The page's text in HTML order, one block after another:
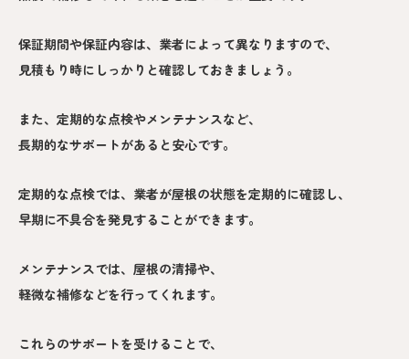
保証期間や保証内容は、業者によって異なりますので、
見積もり時にしっかりと確認しておきましょう。
また、定期的な点検やメンテナンスなど、
長期的なサポートがあると安心です。
定期的な点検では、業者が屋根の状態を定期的に確認し、
早期に不具合を発見することができます。
メンテナンスでは、屋根の清掃や、
軽微な補修などを行ってくれます。
これらのサポートを受けることで、